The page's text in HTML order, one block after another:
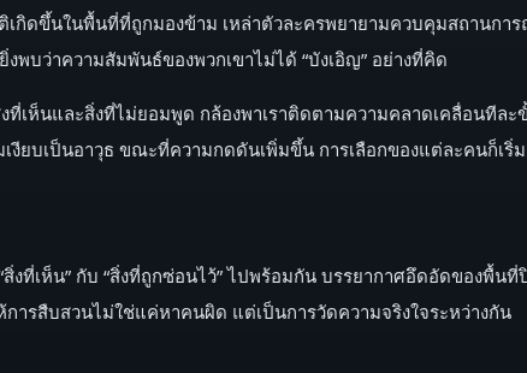
เกิดขึ้นในพื้นที่ที่ถูกมองข้าม เหล่าตัวละครพยายามควบคุมสถานกา
พบว่าความสัมพันธ์ของพวกเขาไม่ได้ “บังเอิญ” อย่างที่คิด
ที่เห็นและสิ่งที่ไม่ยอมพูด กล้องพาเราติดตามความคลาดเคลื่อนทีล
งียบเป็นอาวุธ ขณะที่ความกดดันเพิ่มขึ้น การเลือกของแต่ละคนก็เ
ที่เห็น” กับ “สิ่งที่ถูกซ่อนไว้” ไปพร้อมกัน บรรยากาศอึดอัดของพื้น
ารสืบสวนไม่ใช่แค่หาคนผิด แต่เป็นการวัดความจริงใจระหว่างกัน